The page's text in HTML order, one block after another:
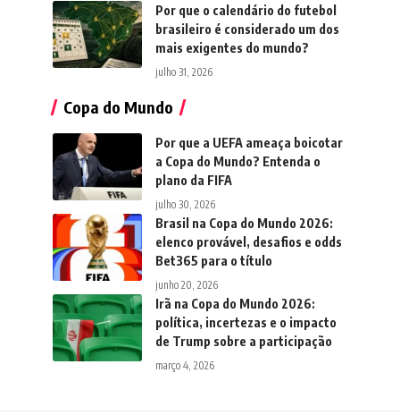
Por que o calendário do futebol
brasileiro é considerado um dos
mais exigentes do mundo?
julho 31, 2026
Copa do Mundo
Por que a UEFA ameaça boicotar
a Copa do Mundo? Entenda o
plano da FIFA
julho 30, 2026
Brasil na Copa do Mundo 2026:
elenco provável, desafios e odds
Bet365 para o título
junho 20, 2026
Irã na Copa do Mundo 2026:
política, incertezas e o impacto
de Trump sobre a participação
março 4, 2026